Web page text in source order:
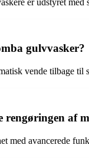
gulvvasker?
vende tilbage til
rengøringen af
med avancerede